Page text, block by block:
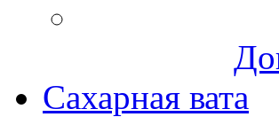
Сахарная вата